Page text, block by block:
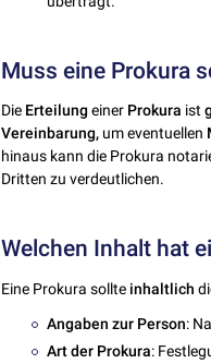
Muss eine Prokura
Die Erteilung einer Prokura ist
Vereinbarung, um eventuellen
hinaus kann die Prokura
Dritten zu verdeutlichen.
Welchen Inhalt hat
Eine Prokura sollte inhaltlich
Angaben zur Person:
Artder Prokura: